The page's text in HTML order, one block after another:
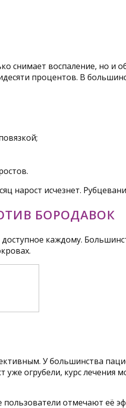
снимает воспаление, но и
процентов. В
нарост исчезнет.
БОРОДАВОК
каждому.
У большинства
уже огрубели, курс
отмечают её